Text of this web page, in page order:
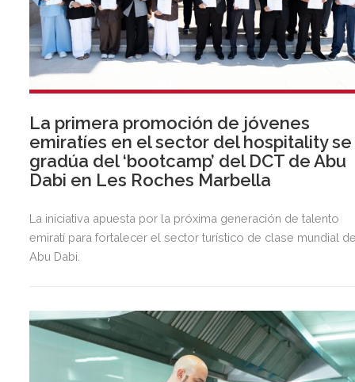
La primera promoción de jóvenes
emiratíes en el sector del hospitality se
gradúa del ‘bootcamp’ del DCT de Abu
Dabi en Les Roches Marbella
La iniciativa apuesta por la próxima generación de talento
emiratí para fortalecer el sector turístico de clase mundial
Abu Dabi.